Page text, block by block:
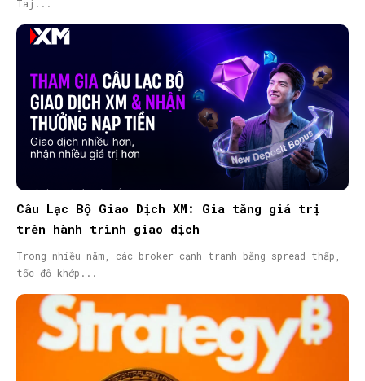
Taj...
Câu Lạc Bộ Giao Dịch XM: Gia tăng giá trị
trên hành trình giao dịch
Trong nhiều năm, các broker cạnh tranh bằng spread thấp,
tốc độ khớp...